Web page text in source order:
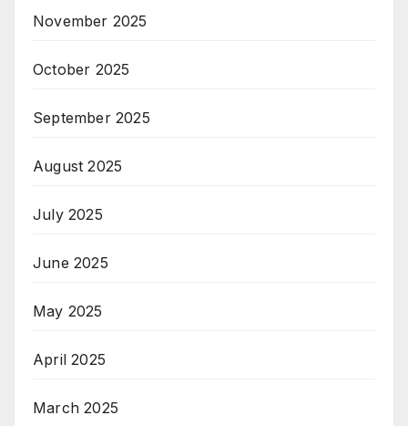
November 2025
October 2025
September 2025
August 2025
July 2025
June 2025
May 2025
April 2025
March 2025